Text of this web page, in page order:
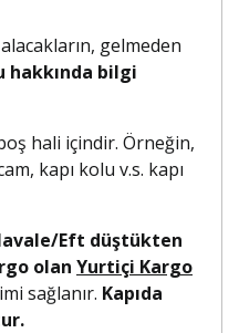
gelmeden
hakkında bilgi
hali içindir. Örneğin,
kapı kolu v.s. kapı
Eft düştükten
olan Yurtiçi Kargo
sağlanır. Kapıda